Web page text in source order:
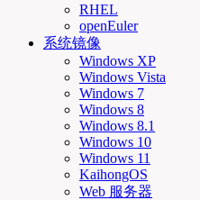
RHEL
openEuler
系统镜像
Windows XP
Windows Vista
Windows 7
Windows 8
Windows 8.1
Windows 10
Windows 11
KaihongOS
Web 服务器